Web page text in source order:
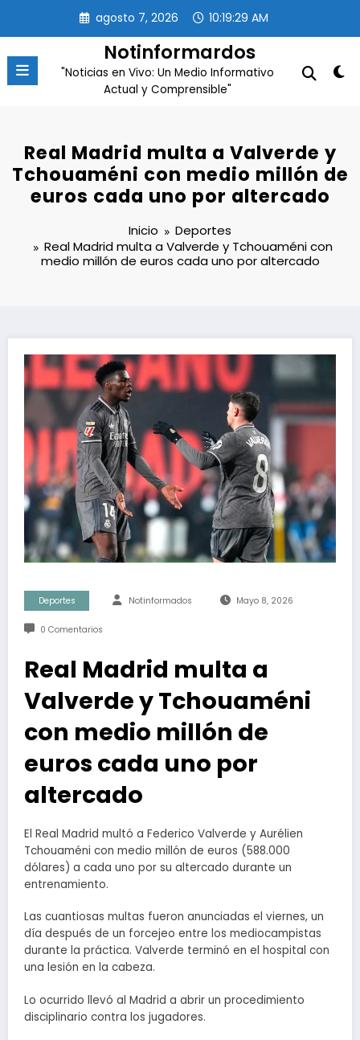
contenido
agosto 7, 2026 10:19:29 AM
Notinformardos
"Noticias en Vivo: Un Medio Informativo
Actual y Comprensible"
Real Madrid multa a Valverde y
Tchouaméni con medio millón de
euros cada uno por altercado
Inicio
Deportes
Real Madrid multa a Valverde y Tchouaméni con
medio millón de euros cada uno por altercado
Deportes Notinformados Mayo 8, 2026
0 Comentarios
Real Madrid multa a
Valverde y Tchouaméni
con medio millón de
euros cada uno por
altercado
El Real Madrid multó a Federico Valverde y Aurélien
Tchouaméni con medio millón de euros (588.000
dólares) a cada uno por su altercado durante un
entrenamiento.
Las cuantiosas multas fueron anunciadas el viernes, un
día después de un forcejeo entre los mediocampistas
durante la práctica. Valverde terminó en el hospital con
una lesión en la cabeza.
Lo ocurrido llevó al Madrid a abrir un procedimiento
disciplinario contra los jugadores.